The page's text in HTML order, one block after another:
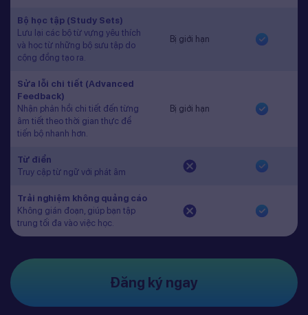
Bộ học tập (Study Sets)
Lưu lại các bộ từ vựng yêu thích
và học từ những bộ sưu tập do
cộng đồng tạo ra.
Bị giới hạn
Sửa lỗi chi tiết (Advanced
Feedback)
Nhận phản hồi chi tiết đến từng
âm tiết theo thời gian thực để
tiến bộ nhanh hơn.
Bị giới hạn
Từ điển
Truy cập từ ngữ với phát âm
Trải nghiệm không quảng cáo
Không gián đoạn, giúp bạn tập
trung tối đa vào việc học.
Đăng ký ngay